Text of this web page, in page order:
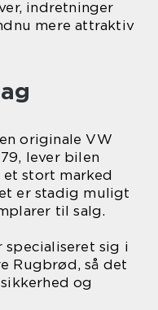
indretninger
mere attraktiv
originale VW
lever bilen
stort marked
er stadig muligt
til salg.
specialiseret sig i
Rugbrød, så det
og